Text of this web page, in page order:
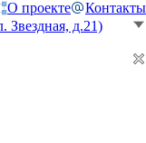
О проекте
Контакты
д.21)